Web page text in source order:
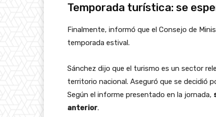
Temporada turística: se
Finalmente, informó que el Consejo de
temporada estival.
Sánchez dijo que el turismo es un sector
territorio nacional. Aseguró que se decidió
Según el informe presentado en la jornada,
anterior.